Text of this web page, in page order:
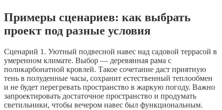
Примеры сценариев: как выбрать
проект под разные условия
Сценарий 1. Уютный подвесной навес над садовой террасой в
умеренном климате. Выбор — деревянная рама с
поликарбонатной кровлей. Такое сочетание даст приятную
тень в полуденные часы, сохранит естественный теплообмен
и не будет перегревать пространство в жаркую погоду. Важно
запроектировать достаточное пространство и продумать
светильники, чтобы вечером навес был функциональным.